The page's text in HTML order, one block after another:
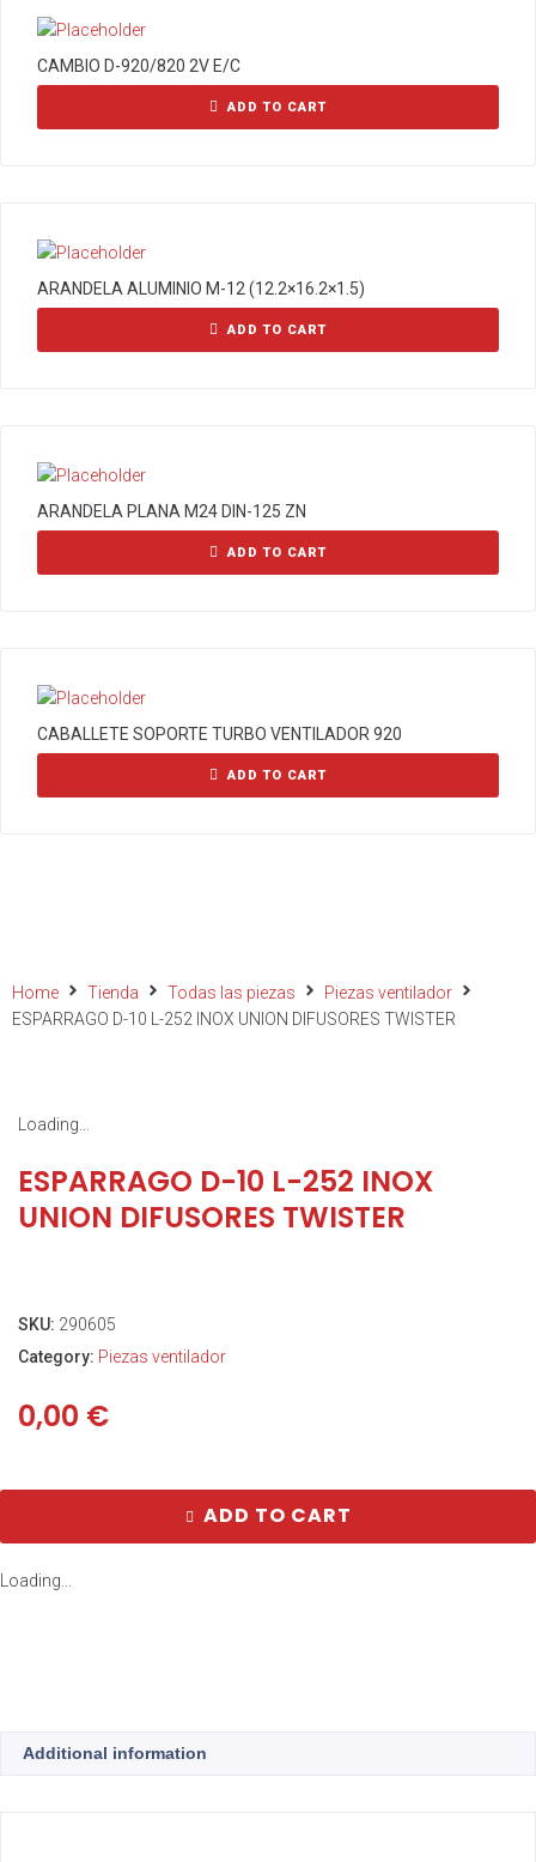
CAMBIO D-920/820 2V E/C
ADD TO CART
ARANDELA ALUMINIO M-12 (12.2×16.2×1.5)
ADD TO CART
ARANDELA PLANA M24 DIN-125 ZN
ADD TO CART
CABALLETE SOPORTE TURBO VENTILADOR 920
ADD TO CART
Home Tienda Todas las piezas
Piezas ventilador
ESPARRAGO D-10 L-252 INOX UNION DIFUSORES TWISTER
Loading...
ESPARRAGO D-10 L-252 INOX
UNION DIFUSORES TWISTER
SKU: 290605
Category: Piezas ventilador
0,00 €
ADD TO CART
Loading...
Additional information